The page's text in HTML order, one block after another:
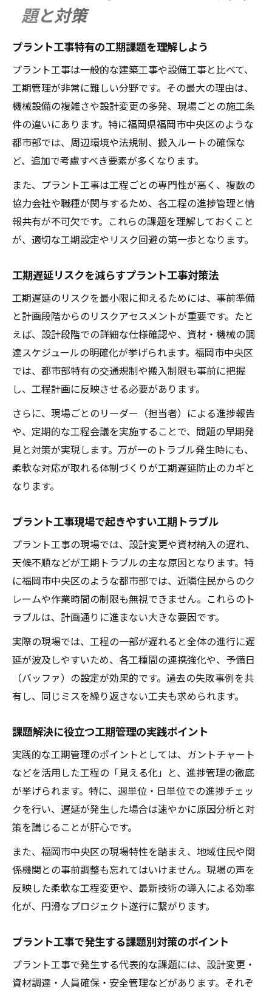
題と対策
プラント工事特有の工期課題を理解しよう
プラント工事は一般的な建築工事や設備工事と比べて、
工期管理が非常に難しい分野です。その最大の理由は、
機械設備の複雑さや設計変更の多発、現場ごとの施工条
件の違いにあります。特に福岡県福岡市中央区のような
都市部では、周辺環境や法規制、搬入ルートの確保な
ど、追加で考慮すべき要素が多くなります。
また、プラント工事は工程ごとの専門性が高く、複数の
協力会社や職種が関与するため、各工程の進捗管理と情
報共有が不可欠です。これらの課題を理解しておくこと
が、適切な工期設定やリスク回避の第一歩となります。
工期遅延リスクを減らすプラント工事対策法
工期遅延のリスクを最小限に抑えるためには、事前準備
と計画段階からのリスクアセスメントが重要です。たと
えば、設計段階での詳細な仕様確認や、資材・機械の調
達スケジュールの明確化が挙げられます。福岡市中央区
では、都市部特有の交通規制や搬入制限も事前に把握
し、工程計画に反映させる必要があります。
さらに、現場ごとのリーダー（担当者）による進捗報告
や、定期的な工程会議を実施することで、問題の早期発
見と対策が実現します。万が一のトラブル発生時にも、
柔軟な対応が取れる体制づくりが工期遅延防止のカギと
なります。
プラント工事現場で起きやすい工期トラブル
プラント工事の現場では、設計変更や資材納入の遅れ、
天候不順などが工期トラブルの主な原因となります。特
に福岡市中央区のような都市部では、近隣住民からのク
レームや作業時間の制限も無視できません。これらのト
ラブルは、計画通りに進まない大きな要因です。
実際の現場では、工程の一部が遅れると全体の進行に遅
延が波及しやすいため、各工種間の連携強化や、予備日
（バッファ）の設定が効果的です。過去の失敗事例を共
有し、同じミスを繰り返さない工夫も求められます。
課題解決に役立つ工期管理の実践ポイント
実践的な工期管理のポイントとしては、ガントチャート
などを活用した工程の「見える化」と、進捗管理の徹底
が挙げられます。特に、週単位・日単位での進捗チェッ
クを行い、遅延が発生した場合は速やかに原因分析と対
策を講じることが肝心です。
また、福岡市中央区の現場特性を踏まえ、地域住民や関
係機関との事前調整も忘れてはいけません。現場の声を
反映した柔軟な工程変更や、最新技術の導入による効率
化が、円滑なプロジェクト遂行に繋がります。
プラント工事で発生する課題別対策のポイント
プラント工事で発生する代表的な課題には、設計変更・
資材調達・人員確保・安全管理などがあります。それぞ